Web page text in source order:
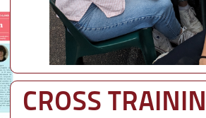
CROSS